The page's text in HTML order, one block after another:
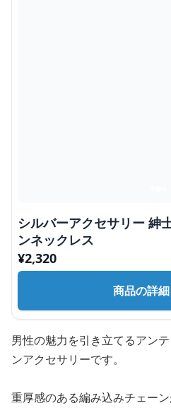
シルバーアクセサリー 紳
ンネックレス
¥2,320
商品の詳
男性の魅力を引き立てるアン
ンアクセサリーです。
重厚感のある編み込みチェー